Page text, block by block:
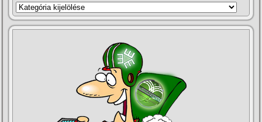
KATEGÓRIÁK